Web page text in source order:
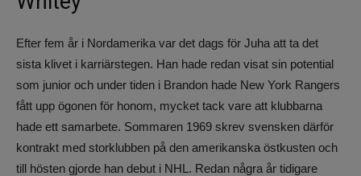
Efter fem år i Nordamerika var det dags för Juha att ta det
sista klivet i karriärstegen. Han hade redan visat sin potential
som junior och under tiden i Brandon hade New York Rangers
fått upp ögonen för honom, mycket tack vare att klubbarna
hade ett samarbete. Sommaren 1969 skrev svensken därför
kontrakt med storklubben på den amerikanska östkusten och
till hösten gjorde han debut i NHL. Redan några år tidigare